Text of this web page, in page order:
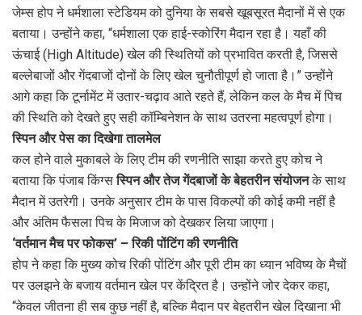
जेम्स होप ने धर्मशाला स्टेडियम को दुनिया के सबसे खूबसूरत मैदानों में से एक
बताया। उन्होंने कहा, “धर्मशाला एक हाई-स्कोरिंग मैदान रहा है। यहाँ की
ऊंचाई (High Altitude) खेल की स्थितियों को प्रभावित करती है, जिससे
बल्लेबाजों और गेंदबाजों दोनों के लिए खेल चुनौतीपूर्ण हो जाता है।” उन्होंने
आगे कहा कि टूर्नामेंट में उतार-चढ़ाव आते रहते हैं, लेकिन कल के मैच में पिच
की स्थिति को देखते हुए सही कॉम्बिनेशन के साथ उतरना महत्वपूर्ण होगा।
स्पिन और पेस का दिखेगा तालमेल
कल होने वाले मुकाबले के लिए टीम की रणनीति साझा करते हुए कोच ने
बताया कि पंजाब किंग्सस्पिन और तेज गेंदबाजों के बेहतरीन संयोजनके साथ
मैदान में उतरेगी। उनके अनुसार टीम के पास विकल्पों की कोई कमी नहीं है
और अंतिम फैसला पिच के मिजाज को देखकर लिया जाएगा।
‘वर्तमान मैच पर फोकस’ – रिकी पोंटिंग की रणनीति
होप ने कहा कि मुख्य कोच रिकी पोंटिंग और पूरी टीम का ध्यान भविष्य के मैचों
पर उलझने के बजाय वर्तमान खेल पर केंद्रित है। उन्होंने जोर देकर कहा,
“केवल जीतना ही सब कुछ नहीं है, बल्कि मैदान पर बेहतरीन खेल दिखाना भी